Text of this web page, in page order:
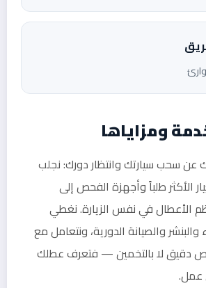
ومزاياها
عن سحب سيارتك وانتظار دورك: نجلب
الأكثر طلباً وأجهزة الفحص إلى
الأعطال في نفس الزيارة. نغطي
والبنشر والصيانة الدورية، ونتعامل مع
دقيق لا بالتخمين — فتعرف عطلك
عمل.